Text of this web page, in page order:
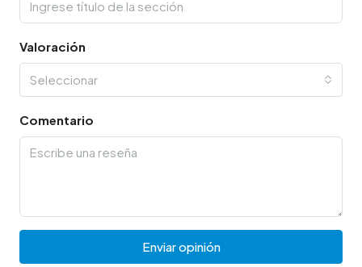
Valoración
Seleccionar
Comentario
Enviar opinión